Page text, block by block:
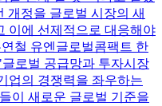
개정을 글로벌 시장의 새
이에 선제적으로 대응해야
철 유엔글로벌콤팩트 한
로벌 공급망과 투자시장
업의 경쟁력을 좌우하는
이 새로운 글로벌 기준을